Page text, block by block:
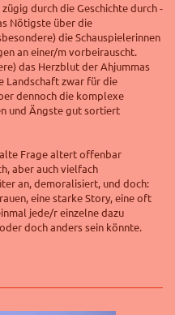
durch die Geschichte durch -
Nötigste über die
die Schauspielerinnen
an einer/m vorbeirauscht.
das Herzblut der Ahjummas
Landschaft zwar für die
dennoch die komplexe
und Ängste gut sortiert
Frage altert offenbar
aber auch vielfach
an, demoralisiert, und doch:
eine starke Story, eine oft
jede/r einzelne dazu
doch anders sein könnte.